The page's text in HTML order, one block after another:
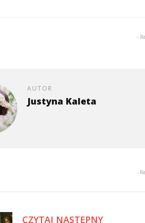
-
AUTOR
Justyna Kaleta
-
CZYTAJ NASTĘPNY